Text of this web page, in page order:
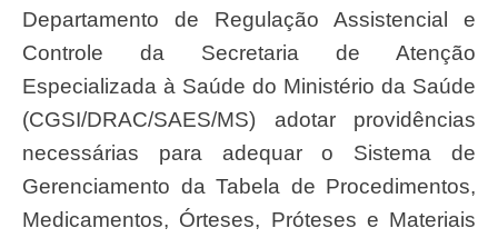
Departamento de Regulação Assistencial e
Controle da Secretaria de Atenção
Especializada à Saúde do Ministério da Saúde
(CGSI/DRAC/SAES/MS) adotar providências
necessárias para adequar o Sistema de
Gerenciamento da Tabela de Procedimentos,
Medicamentos, Órteses, Próteses e Materiais